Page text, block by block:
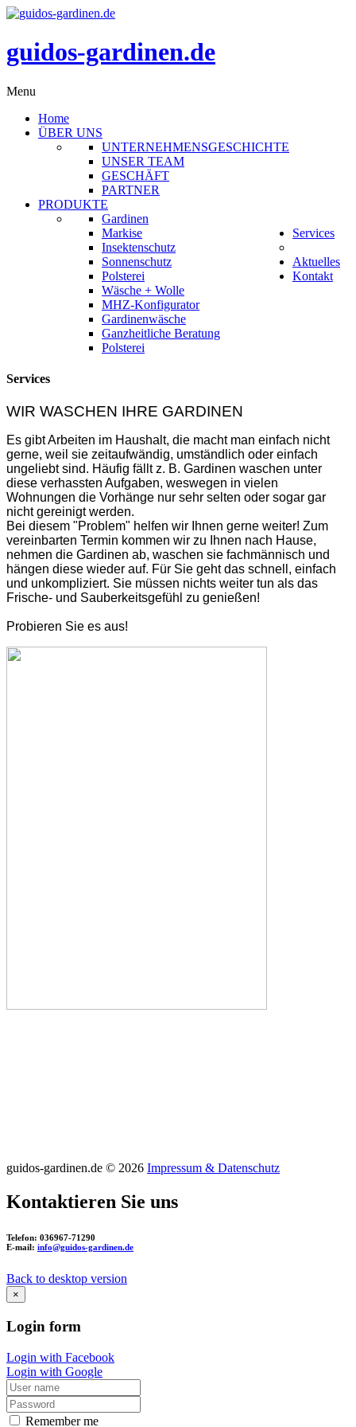
guidos-gardinen.de
Menu
Home
ÜBER UNS
UNTERNEHMENSGESCHICHTE
UNSER TEAM
GESCHÄFT
PARTNER
PRODUKTE
Gardinen
Markise
Insektenschutz
Sonnenschutz
Polsterei
Wäsche + Wolle
MHZ-Konfigurator
Services
Gardinenwäsche
Ganzheitliche Beratung
Polsterei
Aktuelles
Kontakt
Services
WIR WASCHEN IHRE GARDINEN
Es gibt Arbeiten im Haushalt, die macht man einfach nicht
gerne, weil sie zeitaufwändig, umständlich oder einfach
ungeliebtsind. Häufig fällt z. B. Gardinen waschen unter
diese verhassten Aufgaben, weswegen in vielen
Wohnungen die Vorhänge nur sehr selten oder sogar gar
nicht gereinigtwerden.
Bei diesem "Problem" helfen wir Ihnen gerne weiter! Zum
vereinbarten Termin kommen wir zu Ihnen nach Hause,
nehmen die Gardinen ab, waschen sie fachmännisch und
hängen diese wieder auf. Für Sie geht das schnell, einfach
und unkompliziert. Sie müssen nichts weiter tun als das
Frische- und Sauberkeitsgefühl zu genießen!
Probieren Sie es aus!
guidos-gardinen.de © 2026 Impressum & Datenschutz
Kontaktieren Sie uns
Telefon: 036967-71290
E-mail: info@guidos-gardinen.de
Back to desktop version
×
Login form
Login with Facebook
Login with Google
Remember me